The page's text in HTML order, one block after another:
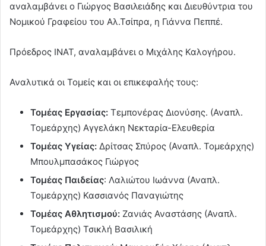
αναλαμβάνει ο Γιώργος Βασιλειάδης και Διευθύντρια του
Νομικού Γραφείου του Αλ.Τσίπρα, η Γιάννα Πεππέ.
Πρόεδρος ΙΝΑΤ, αναλαμβάνει ο Μιχάλης Καλογήρου.
Αναλυτικά οι Τομείς και οι επικεφαλής τους:
Τομέας Εργασίας: Τεμπονέρας Διονύσης. (Αναπλ.
Τομεάρχης) Αγγελάκη Νεκταρία-Ελευθερία
Τομέας Υγείας: Δρίτσας Σπύρος (Αναπλ. Τομεάρχης)
Μπουλμπασάκος Γιώργος
Τομέας Παιδείας: Λαλιώτου Ιωάννα (Αναπλ.
Τομεάρχης) Κασσιανός Παναγιώτης
Τομέας Αθλητισμού: Ζανιάς Αναστάσης (Αναπλ.
Τομεάρχης) Τσικλή Βασιλική